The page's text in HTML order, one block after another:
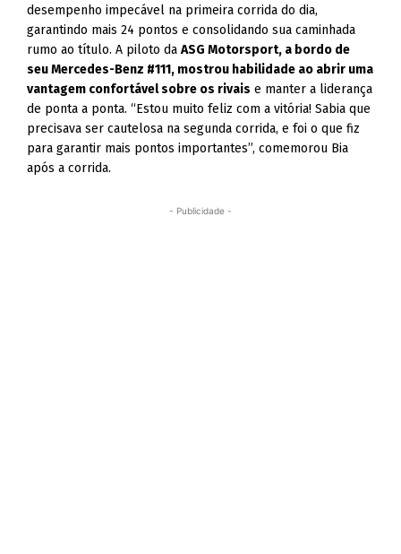
desempenho impecável na primeira corrida do dia,
garantindo mais 24 pontos e consolidando sua caminhada
rumo ao título. A piloto daASG Motorsport, a bordo de
seu Mercedes-Benz #111, mostrou habilidade ao abrir uma
vantagem confortável sobre os rivais e manter a liderança
de ponta a ponta. “Estou muito feliz com a vitória! Sabia que
precisava ser cautelosa na segunda corrida, e foi o que fiz
para garantir mais pontos importantes”, comemorou Bia
após a corrida.
- Publicidade -